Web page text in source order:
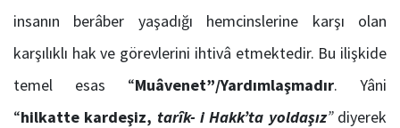
insanın berâber yaşadığı hemcinslerine karşı olan
karşılıklı hak ve görevlerini ihtivâ etmektedir. Bu ilişkide
temel esas “Muâvenet”/Yardımlaşmadır. Yâni
“hilkatte kardeşiz, tarîk- i Hakk’ta yoldaşız” diyerek